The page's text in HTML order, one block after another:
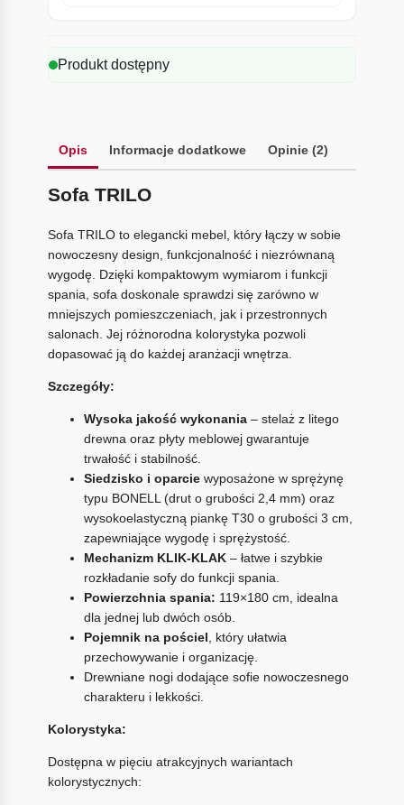
Produkt dostępny
Opis Informacje dodatkowe Opinie (2)
Sofa TRILO
Sofa TRILO to elegancki mebel, który łączy w sobie
nowoczesny design, funkcjonalność i niezrównaną
wygodę. Dzięki kompaktowym wymiarom i funkcji
spania, sofa doskonale sprawdzi się zarówno w
mniejszych pomieszczeniach, jak i przestronnych
salonach. Jej różnorodna kolorystyka pozwoli
dopasować ją do każdej aranżacji wnętrza.
Szczegóły:
Wysoka jakość wykonania– stelaż z litego
drewna oraz płyty meblowej gwarantuje
trwałość i stabilność.
Siedzisko i oparciewyposażone w sprężynę
typu BONELL (drut o grubości 2,4 mm) oraz
wysokoelastyczną piankę T30 o grubości 3 cm,
zapewniające wygodę i sprężystość.
Mechanizm KLIK-KLAK– łatwe i szybkie
rozkładanie sofy do funkcji spania.
Powierzchnia spania: 119×180 cm, idealna
dla jednej lub dwóch osób.
Pojemnik na pościel, który ułatwia
przechowywanie i organizację.
Drewniane nogi dodające sofie nowoczesnego
charakteru i lekkości.
Kolorystyka:
Dostępna w pięciu atrakcyjnych wariantach
kolorystycznych: